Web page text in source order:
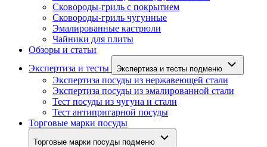
Сковороды-гриль с покрытием
Сковороды-гриль чугунные
Эмалированные кастрюли
Чайники для плиты
Обзоры и статьи
Экспертиза и тесты
Экспертиза и тесты подменю
Экспертиза посуды из нержавеющей стали
Экспертиза посуды из эмалированной стали
Тест посуды из чугуна и стали
Тест антипригарной посуды
Торговые марки посуды
Торговые марки посуды подменю